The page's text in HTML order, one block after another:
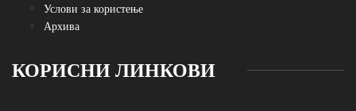
Услови за користење
Архива
КОРИСНИ ЛИНКОВИ